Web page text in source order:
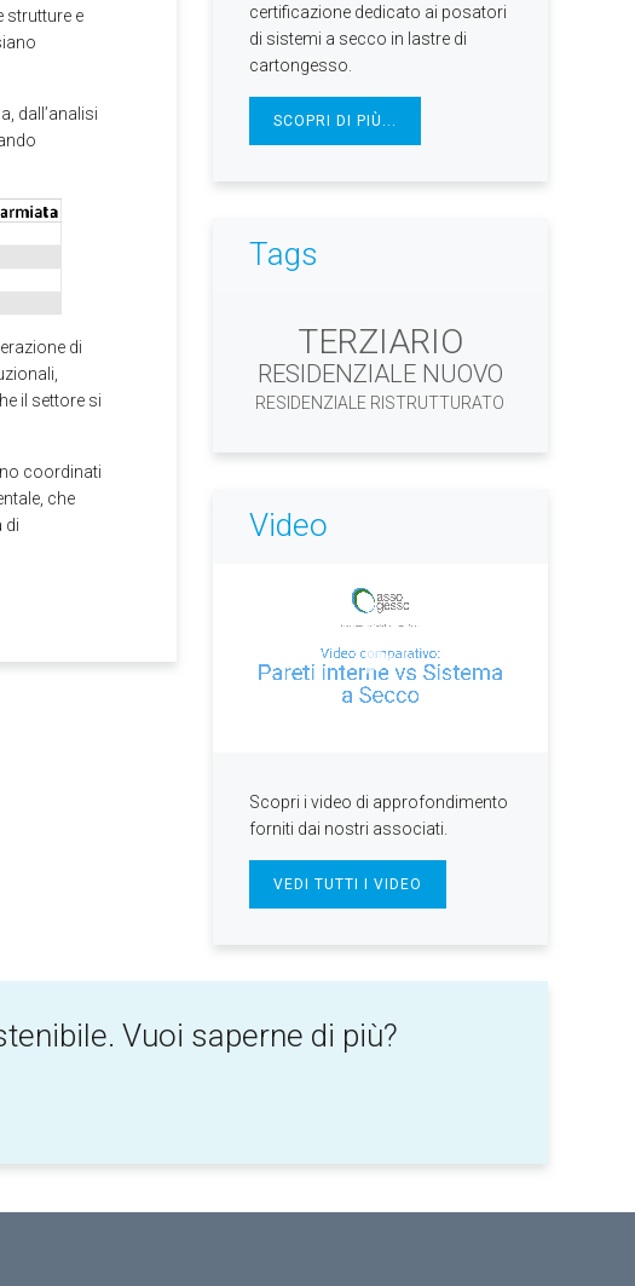
strutture e
dall’analisi
di
il settore si
coordinati
che
di
certificazione dedicato ai posatori
di sistemi a secco in lastre di
cartongesso.
SCOPRI DI PIÙ...
Tags
TERZIARIO
RESIDENZIALE NUOVO
RESIDENZIALE RISTRUTTURATO
Video
Scopri i video di approfondimento
forniti dai nostri associati.
VEDI TUTTI I VIDEO
Vuoi saperne di più?